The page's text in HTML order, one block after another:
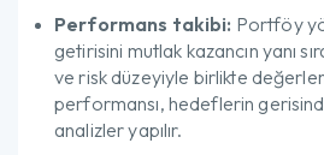
Performans takibi: Portföy
getirisini mutlak kazancın yanı
ve risk düzeyiyle birlikte
performansı, hedeflerin
analizler yapılır.